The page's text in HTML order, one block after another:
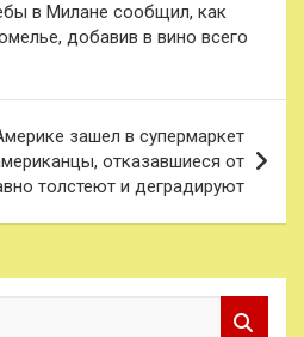
в Милане сообщил, как
добавив в вино всего
зашел в супермаркет
отказавшиеся от
толстеют и деградируют